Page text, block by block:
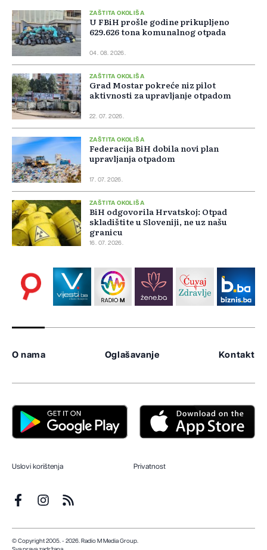
ZAŠTITA OKOLIŠA
U FBiH prošle godine prikupljeno
629.626 tona komunalnog otpada
04. 08. 2026.
ZAŠTITA OKOLIŠA
Grad Mostar pokreće niz pilot
aktivnosti za upravljanje otpadom
22. 07. 2026.
ZAŠTITA OKOLIŠA
Federacija BiH dobila novi plan
upravljanja otpadom
17. 07. 2026.
ZAŠTITA OKOLIŠA
BiH odgovorila Hrvatskoj: Otpad
skladištite u Sloveniji, ne uz našu
granicu
16. 07. 2026.
O nama Oglašavanje Kontakt
Uslovi korištenja Privatnost
© Copyright 2005. - 2026. Radio M Media Group.